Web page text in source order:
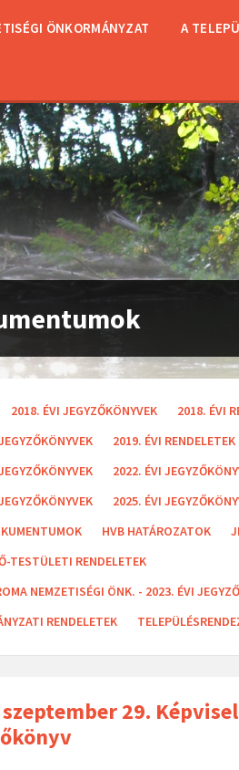
ÖNKORMÁNYZAT A
2018. ÉVI JEGYZŐKÖNYVEK
2018. ÉVI
2019. ÉVI RENDELETEK
2022. ÉVI
2025. ÉVI
HVB HATÁROZATOK
TESTÜLETI RENDELETEK
NEMZETISÉGI ÖNK. - 2023. ÉVI
RENDELETEK
szeptember 29.